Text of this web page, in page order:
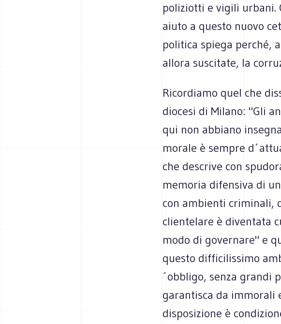
poliziotti e vigili urbani.
aiuto a questo nuovo
politica spiega perché,
allora suscitate, la
Ricordiamo quel che
diocesi di Milano: "Gli
qui non abbiano
morale è sempre
che descrive con
memoria difensiva di
con ambienti criminali,
clientelare è diventata
modo di governare" e
questo difficilissimo
´obbligo, senza grandi
garantisca da immorali
disposizione è